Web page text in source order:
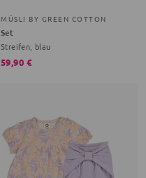
MÜSLI BY GREEN COTTON
Set
Streifen, blau
59,90 €